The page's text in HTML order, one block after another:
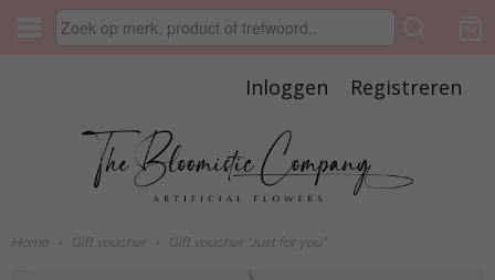
Inloggen Registreren
Home Gift voucher Gift voucher "Just for you"